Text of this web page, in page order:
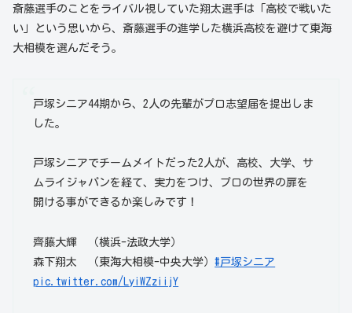
斎藤選手のことをライバル視していた翔太選手は「高校で戦いた
い」という思いから、斎藤選手の進学した横浜高校を避けて東海
大相模を選んだそう。
戸塚シニア44期から、2人の先輩がプロ志望届を提出しま
した。
戸塚シニアでチームメイトだった2人が、高校、大学、サ
ムライジャパンを経て、実力をつけ、プロの世界の扉を
開ける事ができるか楽しみです！
齊藤大輝 （横浜-法政大学）
森下翔太 （東海大相模-中央大学）#戸塚シニア
pic.twitter.com/LyiWZziijY